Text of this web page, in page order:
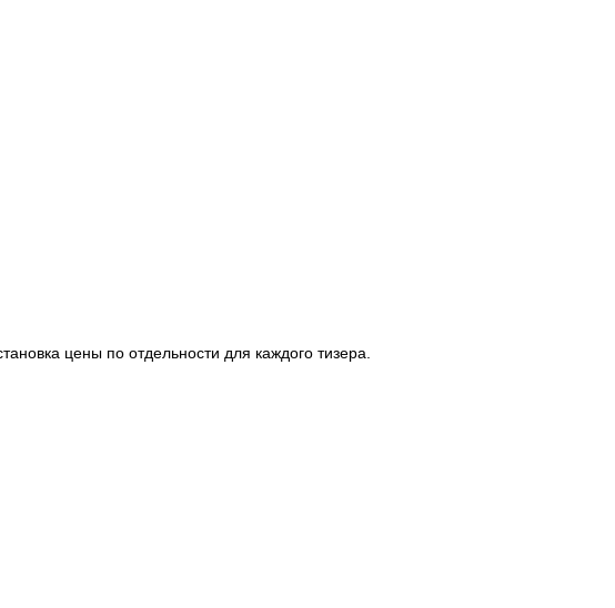
цены по отдельности для каждого тизера.